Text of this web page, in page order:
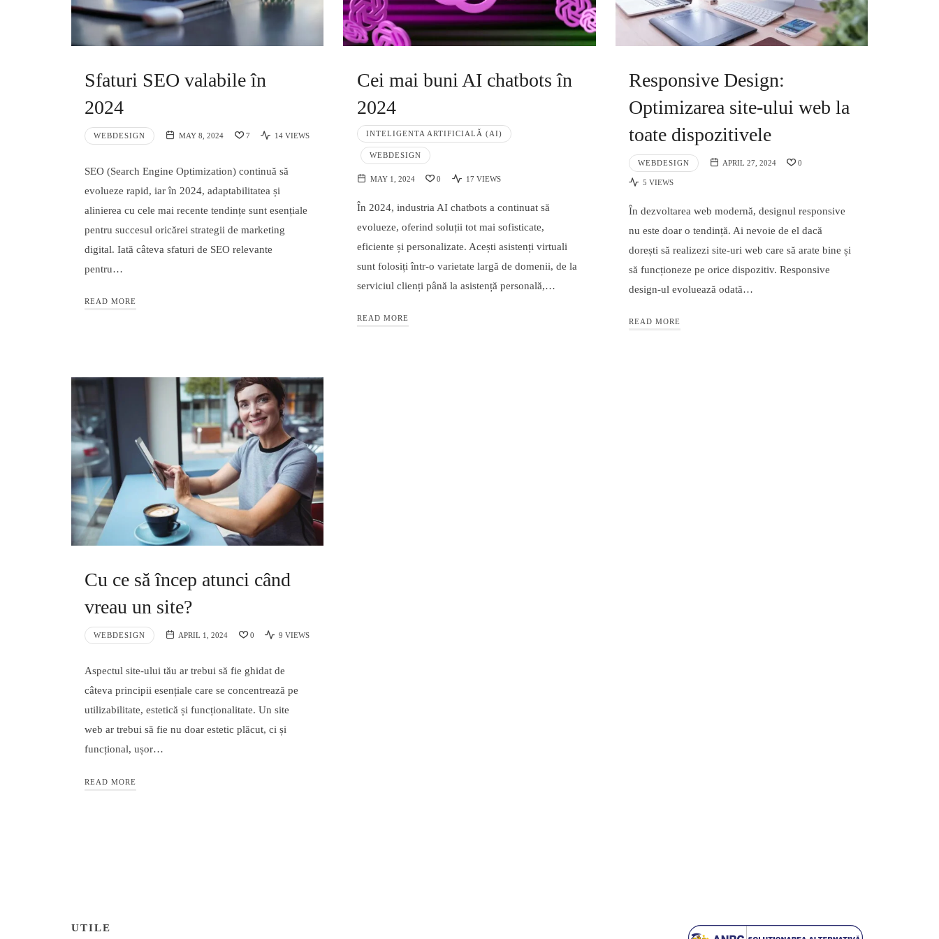
Sfaturi SEO valabile în
2024
WEBDESIGN MAY 8, 2024 7 14 VIEWS
SEO (Search Engine Optimization) continuă să
evolueze rapid, iar în 2024, adaptabilitatea și
alinierea cu cele mai recente tendințe sunt esențiale
pentru succesul oricărei strategii de marketing
digital. Iată câteva sfaturi de SEO relevante
pentru…
READ MORE
Cei mai buni AI chatbots în
2024
INTELIGENTA ARTIFICIALĂ (AI)
WEBDESIGN
MAY 1, 2024 0 17 VIEWS
În 2024, industria AI chatbots a continuat să
evolueze, oferind soluții tot mai sofisticate,
eficiente și personalizate. Acești asistenți virtuali
sunt folosiți într-o varietate largă de domenii, de la
serviciul clienți până la asistență personală,…
READ MORE
Responsive Design:
Optimizarea site-ului web la
toate dispozitivele
WEBDESIGN APRIL 27, 2024 0
5 VIEWS
În dezvoltarea web modernă, designul responsive
nu este doar o tendință. Ai nevoie de el dacă
dorești să realizezi site-uri web care să arate bine și
să funcționeze pe orice dispozitiv. Responsive
design-ul evoluează odată…
READ MORE
Cu ce să încep atunci când
vreau un site?
WEBDESIGN APRIL 1, 2024 0 9 VIEWS
Aspectul site-ului tău ar trebui să fie ghidat de
câteva principii esențiale care se concentrează pe
utilizabilitate, estetică și funcționalitate. Un site
web ar trebui să fie nu doar estetic plăcut, ci și
funcțional, ușor…
READ MORE
UTILE